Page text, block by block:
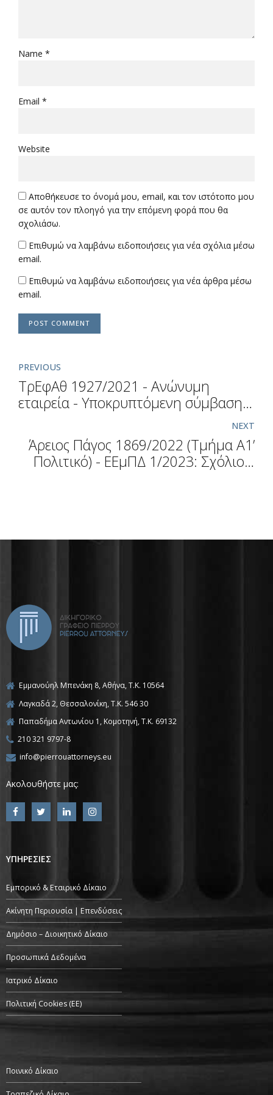
Name *
Email *
Website
Αποθήκευσε το όνομά μου, email, και τον ιστότοπο μου
σε αυτόν τον πλοηγό για την επόμενη φορά που θα
σχολιάσω.
Επιθυμώ να λαμβάνω ειδοποιήσεις για νέα σχόλια μέσω
email.
Επιθυμώ να λαμβάνω ειδοποιήσεις για νέα άρθρα μέσω
email.
POST COMMENT
PREVIOUS
ΤρΕφΑθ 1927/2021 - Ανώνυμη
εταιρεία - Υποκρυπτόμενη σύμβαση
δωρεάς - Αγορά ακινήτων από την
εταιρία και πώληση μετοχών στην
μοναδική τότε μέτοχο αυτής -
Υποκρυπτόμενη σύμβαση δωρεάς
NEXT
Άρειος Πάγος 1869/2022 (Τμήμα Α1’
Πολιτικό) - ΕΕμΠΔ 1/2023: Σχόλιο Ι.
Εμμανούηλ Μπενάκη 8, Αθήνα, Τ.Κ. 10564
Λαγκαδά 2, Θεσσαλονίκη, T.K. 546 30
Παπαδήμα Αντωνίου 1, Κομοτηνή, T.K. 69132
210 321 9797-8
info@pierrouattorneys.eu
Ακολουθήστε μας:
ΥΠΗΡΕΣΙΕΣ
Εμπορικό & Εταιρικό Δίκαιο
Ακίνητη Περιουσία | Επενδύσεις
Δημόσιο – Διοικητικό Δίκαιο
Προσωπικά Δεδομένα
Ιατρικό Δίκαιο
Πολιτική Cookies (ΕΕ)
Ποινικό Δίκαιο